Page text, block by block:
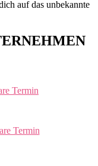
auf das unbekannte
Termin
Termin